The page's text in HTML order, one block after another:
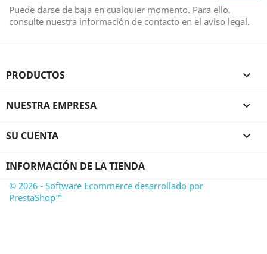
Puede darse de baja en cualquier momento. Para ello,
consulte nuestra información de contacto en el aviso legal.
PRODUCTOS 
NUESTRA EMPRESA 
SU CUENTA 
INFORMACIÓN DE LA TIENDA
© 2026 - Software Ecommerce desarrollado por
PrestaShop™